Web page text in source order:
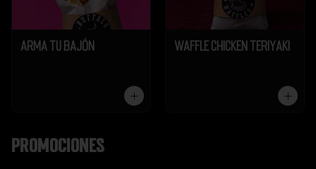
Arma tu Bajón Waffle Chicken Teriyaki
Promociones